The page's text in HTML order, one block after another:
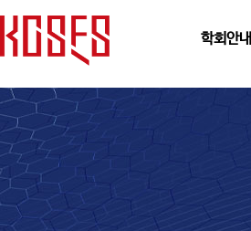
학회안내